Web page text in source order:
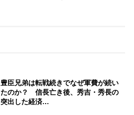
豊臣兄弟は転戦続きでなぜ軍費が続い
たのか？ 信長亡き後、秀吉・秀長の
突出した経済…